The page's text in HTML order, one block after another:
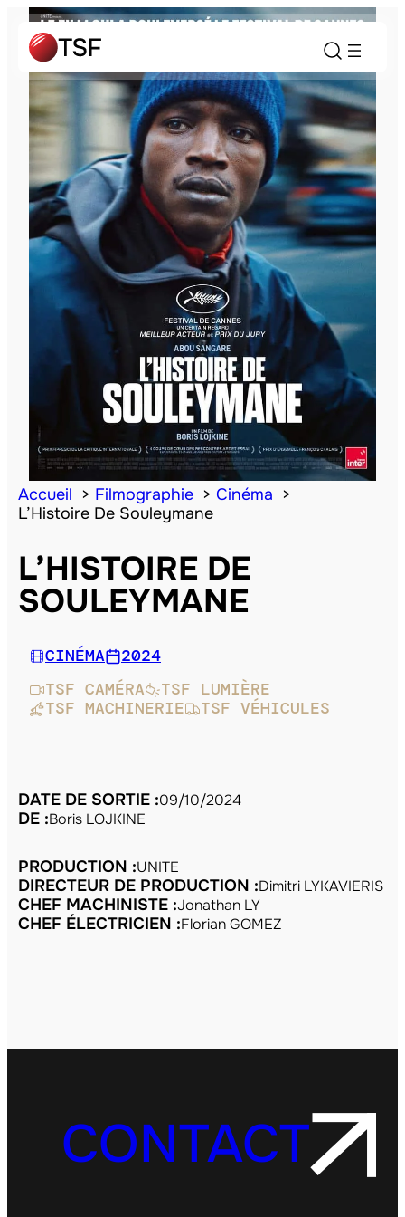
Accueil Filmographie
Cinéma
L’Histoire De Souleymane
L’HISTOIRE DE
SOULEYMANE
CINÉMA
2024
TSF CAMÉRA
TSF LUMIÈRE
TSF MACHINERIE
TSF VÉHICULES
DATE DE SORTIE :09/10/2024
DE :Boris LOJKINE
PRODUCTION :UNITE
DIRECTEUR DE PRODUCTION :Dimitri LYKAVIERIS
CHEF MACHINISTE :Jonathan LY
CHEF ÉLECTRICIEN :Florian GOMEZ
CONTACT